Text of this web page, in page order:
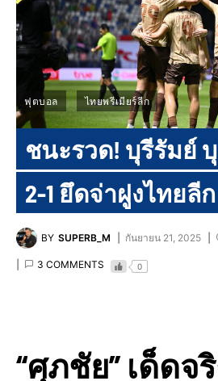
ฟุตบอล ไทยพรีเมียร์ลีก
ชนะรวด! บุรีรัมย์
2-1 ยึดจ่าฝูงไทยลีก
BY SUPERB_M กันยายน 21, 2025
3 COMMENTS 0
“ศุภชัย” เด็ดจริ